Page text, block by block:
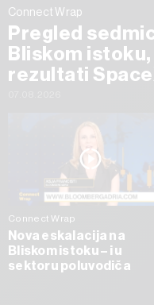
Connect Wrap
Pregled
Bliskom
rezultati
Connect Wrap
Nova eskalacija na
Bliskom istoku – i u
sektoru poluvodiča